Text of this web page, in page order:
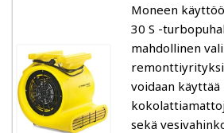
Logca Atso: kuivan lastun,
vastaavan kosteuden
Schaller: hake, turve, heinä
Kosteusmittarit ja
Moneen
30 S -
mahdollinen
voidaan käyttää
sekä